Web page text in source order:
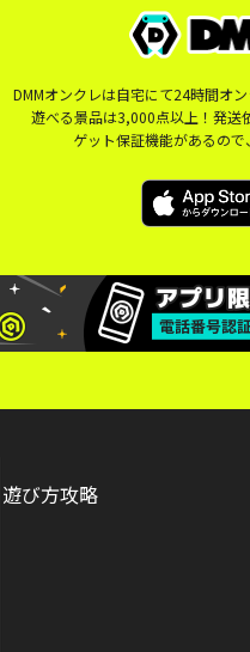
DMMオンクレは自宅にて24時間オ
遊べる景品は3,000点以上！発送
ゲット保証機能があるので
遊び方攻略